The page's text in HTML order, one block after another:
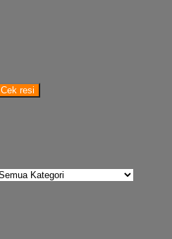
Cek resi